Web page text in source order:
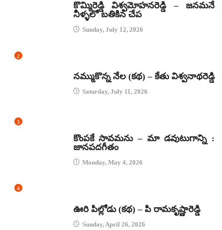
కొమ్మిరెడ్డి విశ్వమోహనరెడ్డి – జనమనే
నీళ్ళలో బతికిన చేప
Sunday, July 12, 2026
2
నమ్ముకొన్న నేల (కథ) – కేతు విశ్వనాథరెడ్డి
Saturday, July 11, 2026
3
కొంపకే సావమను – మా డవుటుగాన్ని :
జానపదగీతం
Monday, May 4, 2026
4
ఊరి పిల్లోడు (కథ) – పి రామకృష్ణారెడ్డి
Sunday, April 26, 2026